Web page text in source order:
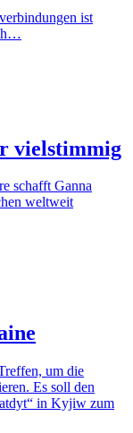
ist
vielstimmig
schafft Ganna
weltweit
um die
Es soll den
in Kyjiw zum